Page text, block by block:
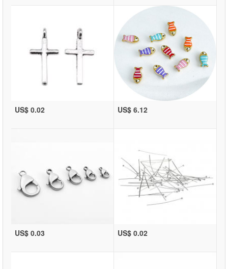
US$ 0.02 US$ 6.12
US$ 0.03 US$ 0.02